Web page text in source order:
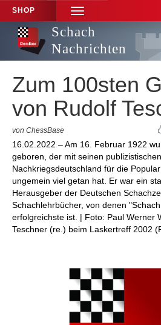
SHOP
TOGGLE
NAVIGATION
Schach
Nachrichten
Zum 100sten
von Rudolf
von ChessBase
16.02.2022 – Am 16. Februar 1922
geboren, der mit seinen
Nachkriegsdeutschland für die
ungemein viel getan hat. Er war ein
Herausgeber der Deutschen
Schachlehrbücher, von denen
erfolgreichste ist. | Foto: Paul Werner
Teschner (re.) beim Laskertreff 2002